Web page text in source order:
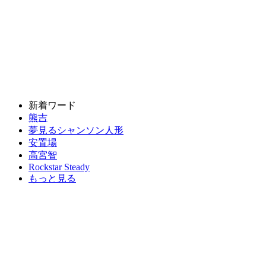
新着ワード
熊吉
夢見るシャンソン人形
安置場
高宮智
Rockstar Steady
もっと見る